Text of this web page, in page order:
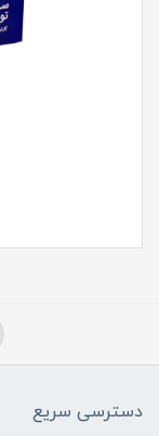
دسترسی سریع